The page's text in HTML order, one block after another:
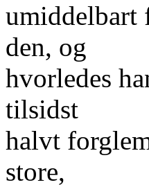
umiddelbart
den, og
hvorledes
tilsidst
halvt
store,